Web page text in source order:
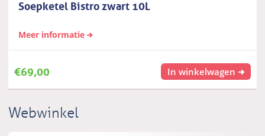
Soepketel Bistro zwart 10L
Meer informatie
€69,00 In winkelwagen
Webwinkel